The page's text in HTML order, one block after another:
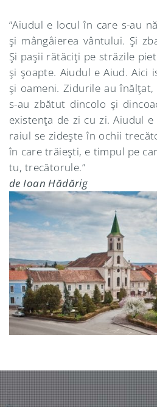
“Aiudul e locul în care s-au
şi mângâierea vântului. Şi
Şi paşii rătăciţi pe străzile
şi şoapte. Aiudul e Aiud. Aici
şi oameni. Zidurile au
s-au zbătut dincolo şi
existenţa de zi cu zi. Aiudul
raiul se zideşte în ochii
în care trăieşti, e timpul pe
tu, trecătorule.”
de Ioan Hădărig